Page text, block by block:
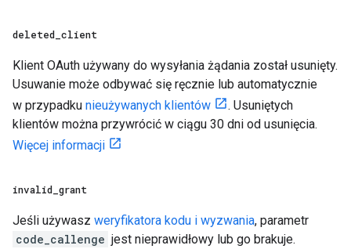
deleted client
Klient OAuth używany do wysyłania żądania został usunięty.
Usuwanie może odbywać się ręcznie lub automatycznie
w przypadku nieużywanych klientów
. Usuniętych
klientów można przywrócić w ciągu 30 dni od usunięcia.
Więcej informacji
invalid grant
Jeśli używasz weryfikatora kodu i wyzwania, parametr
code_callenge jest nieprawidłowy lub go brakuje.